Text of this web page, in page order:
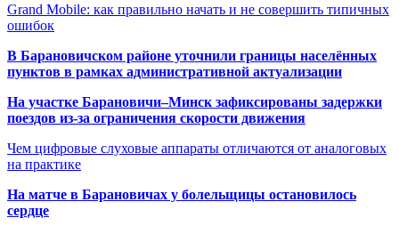
Grand Mobile: как правильно начать и не совершить типичных
ошибок
В Барановичском районе уточнили границы населённых
пунктов в рамках административной актуализации
На участке Барановичи–Минск зафиксированы задержки
поездов из-за ограничения скорости движения
Чем цифровые слуховые аппараты отличаются от аналоговых
на практике
На матче в Барановичах у болельщицы остановилось
сердце